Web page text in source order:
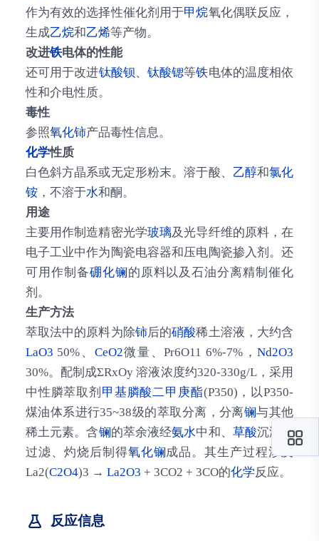
作为有效的选择性催化剂用于甲烷氧化偶联反应，
生成乙烷和乙烯等产物。
改进铁电体的性能
还可用于改进钛酸钡、 钛酸锶等铁电体的温度相依
性和介电性质。
毒性
参照氧化铈产品毒性信息。
化学性质
白色斜方晶系或无定形粉末。溶于酸、 乙醇和氯化
铵，不溶于水和酮。
用途
主要用作制造精密光学玻璃及光导纤维的原料，在
电子工业中作为陶瓷电容器和压电陶瓷掺入剂。还
可用作制备硼化镧的原料以及石油分离精制催化
剂。
生产方法
萃取法中的原料为除铈后的硝酸稀土溶液，大约含
LaO3 50%、 CeO2微量、Pr6O11 6%-7%，Nd2O3
30%。配制成ΣRxOy 溶液浓度约320-330g/L，采用
中性膦萃取剂 甲基膦酸二甲庚酯(P350)，以P350-
煤油体系进行35~38级的萃取分离，分离镧与其他
稀土元素。含镧的萃余液经氨水中和、 草酸沉淀，
过滤、灼烧后制得氧化镧成品。其生产过程涉及
La2(C2O4)3 → La2O3 + 3CO2 + 3CO的化学反应。
反应信息